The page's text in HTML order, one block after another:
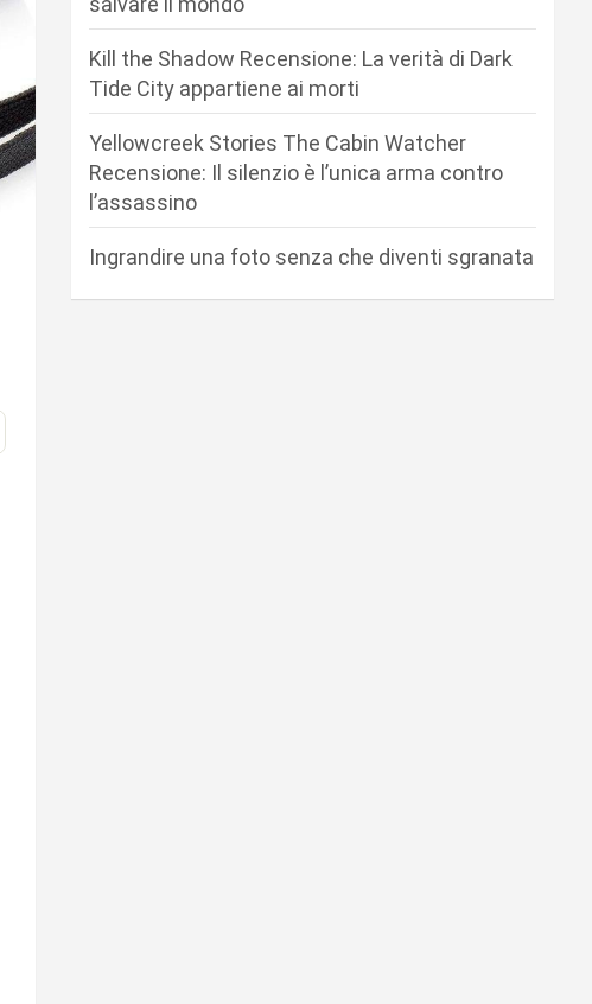
Kill the Shadow Recensione: La verità di Dark
Tide City appartiene ai morti
Yellowcreek Stories The Cabin Watcher
Recensione: Il silenzio è l’unica arma contro
l’assassino
Ingrandire una foto senza che diventi sgranata